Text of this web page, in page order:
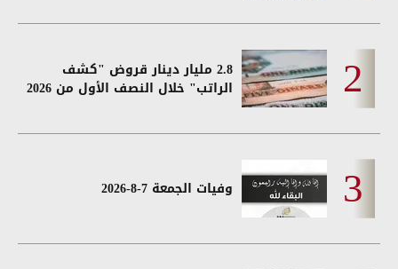
2.8 مليار دينار قروض "كشف
الراتب" خلال النصف الأول من 2026
وفيات الجمعة 7-8-2026